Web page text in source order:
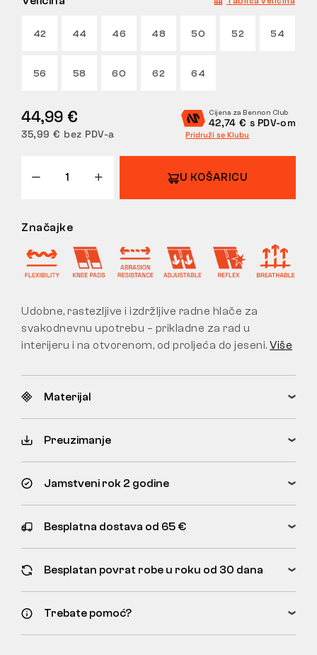
42 44 46 48 50 52 54
56 58 60 62 64
44,99 €
35,99 € bez PDV-a
Cijena za Bennon Club
42,74 € s PDV-om
Pridruži se Klubu
U KOŠARICU
Značajke
Udobne, rastezljive i izdržljive radne hlače za
svakodnevnu upotrebu – prikladne za rad u
interijeru i na otvorenom, od proljeća do jeseni. Više
Materijal
Preuzimanje
Jamstveni rok 2 godine
Besplatna dostava od 65 €
Besplatan povrat robe u roku od 30 dana
Trebate pomoć?